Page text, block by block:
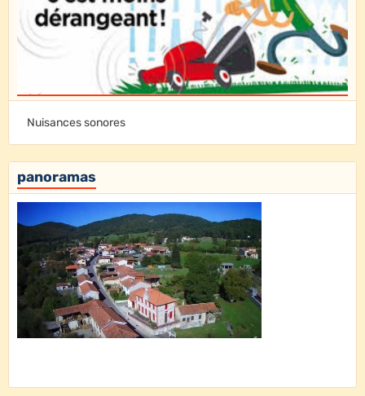
Nuisances sonores
panoramas